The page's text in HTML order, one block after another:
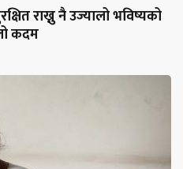
राख्नु नै उज्यालो भविष्यको
कदम